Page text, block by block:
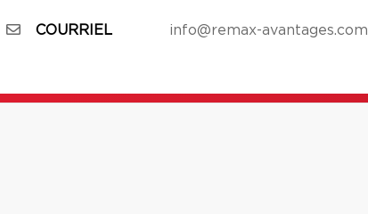
COURRIEL info@remax-avantages.com